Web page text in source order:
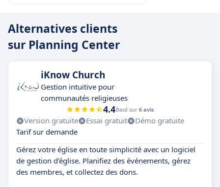
Alternatives clients
sur Planning Center
iKnow Church
Gestion intuitive pour
communautés religieuses
4.4Basé sur 6 avis
Version gratuite Essai gratuit
Démo gratuite
Tarif sur demande
Gérez votre église en toute simplicité avec un logiciel
de gestion d'église. Planifiez des événements, gérez
des membres, et collectez des dons.